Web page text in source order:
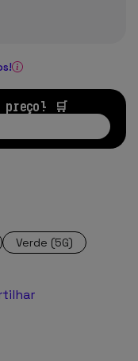
preço! 🛒
Verde (5G)